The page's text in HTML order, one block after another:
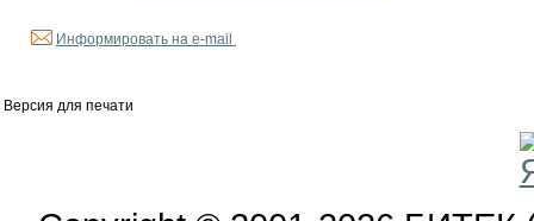
Информировать на e-mail
Версия для печати